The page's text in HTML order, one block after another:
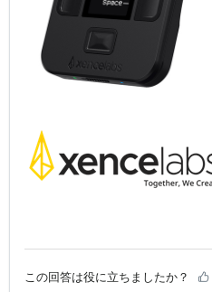
この回答は役に立ちましたか？